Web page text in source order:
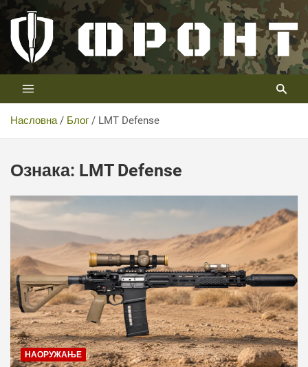
Скип
цонтент
Телевизија ФРОНТ
Први војни канал у Србији
Насловна Блог LMT Defense
Ознака: LMT Defense
НАОРУЖАЊЕ